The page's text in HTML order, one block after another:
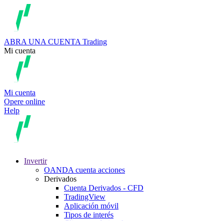
ABRA UNA CUENTA Trading
Mi cuenta
Mi cuenta
Opere online
Help
Invertir
OANDA cuenta acciones
Derivados
Cuenta Derivados - CFD
TradingView
Aplicación móvil
Tipos de interés